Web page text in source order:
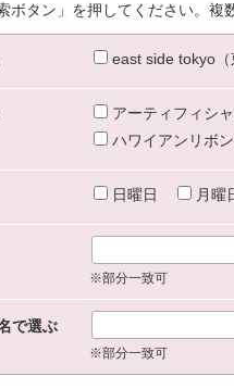
ボタン」を押してください。複
east side tokyo（
アーティフィシ
ハワイアンリボ
日曜日 月曜
※部分一致可
で選ぶ
※部分一致可